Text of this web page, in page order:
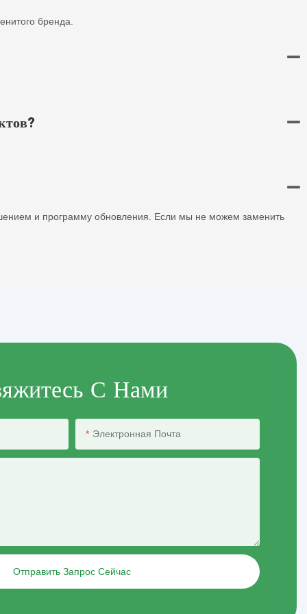
бренда.
и программу обновления. Если мы не можем заменить
С Нами
Электронная Почта
Отправить Запрос Сейчас